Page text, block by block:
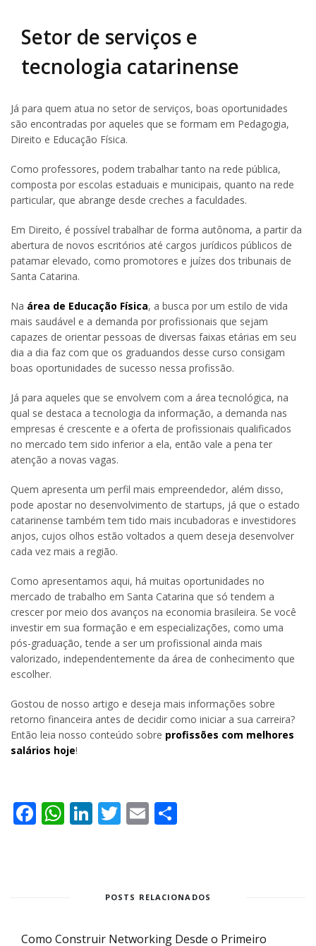
Setor de serviços e
tecnologia catarinense
Já para quem atua no setor de serviços, boas oportunidades
são encontradas por aqueles que se formam em Pedagogia,
Direito e Educação Física.
Como professores, podem trabalhar tanto na rede pública,
composta por escolas estaduais e municipais, quanto na rede
particular, que abrange desde creches a faculdades.
Em Direito, é possível trabalhar de forma autônoma, a partir da
abertura de novos escritórios até cargos jurídicos públicos de
patamar elevado, como promotores e juízes dos tribunais de
Santa Catarina.
Na área de Educação Física, a busca por um estilo de vida
mais saudável e a demanda por profissionais que sejam
capazes de orientar pessoas de diversas faixas etárias em seu
dia a dia faz com que os graduandos desse curso consigam
boas oportunidades de sucesso nessa profissão.
Já para aqueles que se envolvem com a área tecnológica, na
qual se destaca a tecnologia da informação, a demanda nas
empresas é crescente e a oferta de profissionais qualificados
no mercado tem sido inferior a ela, então vale a pena ter
atenção a novas vagas.
Quem apresenta um perfil mais empreendedor, além disso,
pode apostar no desenvolvimento de startups, já que o estado
catarinense também tem tido mais incubadoras e investidores
anjos, cujos olhos estão voltados a quem deseja desenvolver
cada vez mais a região.
Como apresentamos aqui, há muitas oportunidades no
mercado de trabalho em Santa Catarina que só tendem a
crescer por meio dos avanços na economia brasileira. Se você
investir em sua formação e em especializações, como uma
pós-graduação, tende a ser um profissional ainda mais
valorizado, independentemente da área de conhecimento que
escolher.
Gostou de nosso artigo e deseja mais informações sobre
retorno financeira antes de decidir como iniciar a sua carreira?
Então leia nosso conteúdo sobre profissões com melhores
salários hoje!
Facebook
WhatsApp
LinkedIn
Twitter
Email
POSTS RELACIONADOS
Como Construir Networking Desde o Primeiro